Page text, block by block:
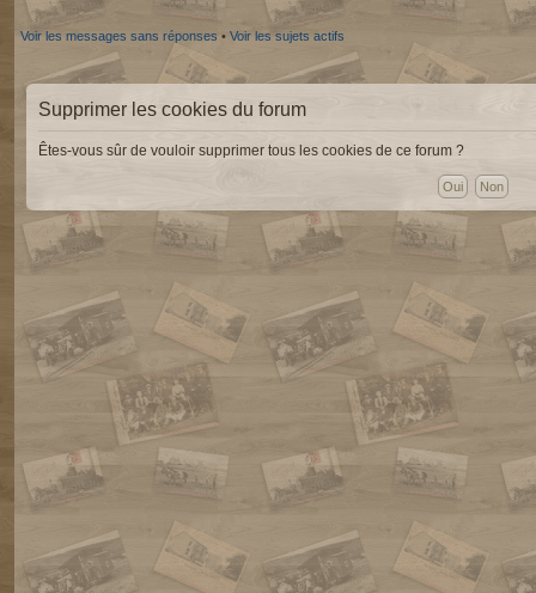
Voir les messages sans réponses • Voir les sujets actifs
Supprimer les cookies du forum
Êtes-vous sûr de vouloir supprimer tous les cookies de ce forum ?